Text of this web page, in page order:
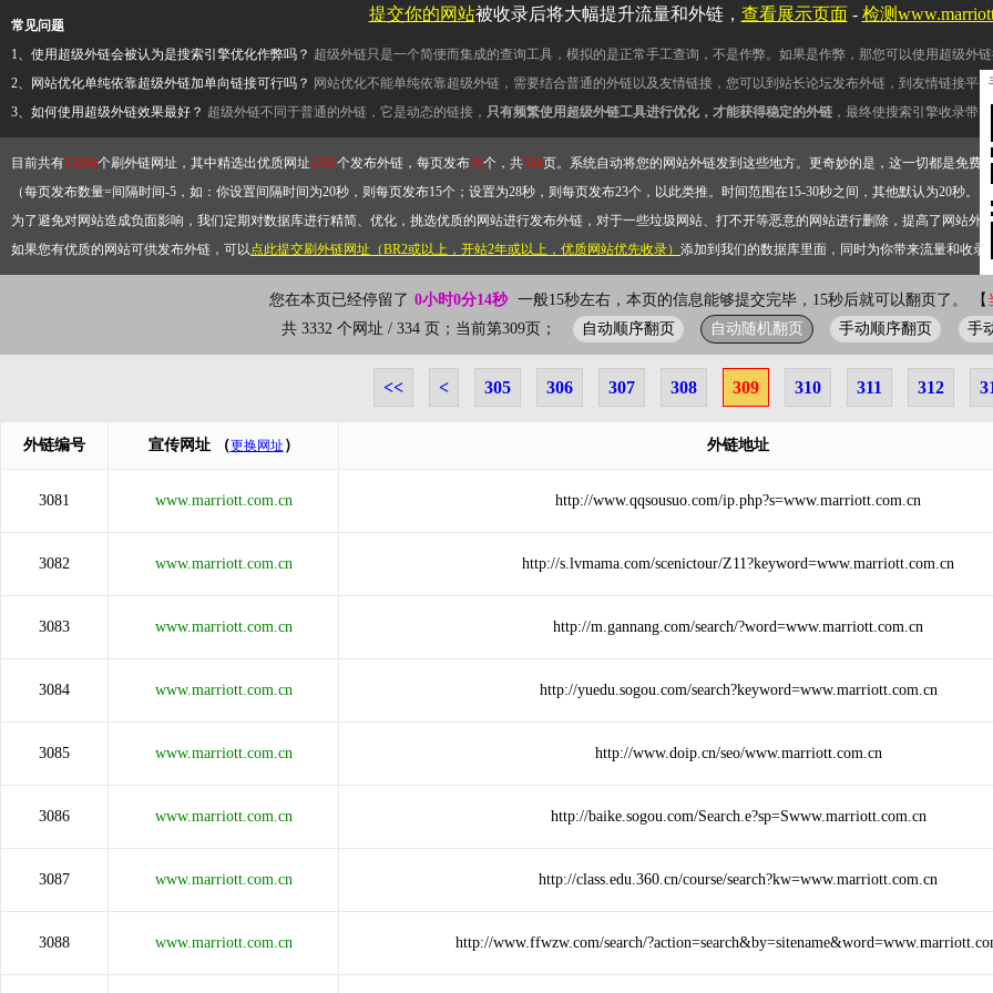
常见问题
1、使用超级外链会被认为是搜索引擎优化作弊吗？ 超级外链只是一个简便而集成的查询工具，模拟的是正常手工查询，不是作弊。如果是作弊，那您可以使用超级外
2、网站优化单纯依靠超级外链加单向链接可行吗？ 网站优化不能单纯依靠超级外链，需要结合普通的外链以及友情链接，您可以到站长论坛发布外链，到友情链接平
3、如何使用超级外链效果最好？ 超级外链不同于普通的外链，它是动态的链接， 只有频繁使用超级外链工具进行优化，才能获得稳定的外链 ，最终使搜索引擎收录带
目前共有13264个刷外链网址，其中精选出优质网址3332个发布外链，每页发布10个，共334页。系统自动将您的网站外链发到这些地方。更奇妙的是，这一切都是免费
（每页发布数量=间隔时间-5，如：你设置间隔时间为20秒，则每页发布15个；设置为28秒，则每页发布23个，以此类推。时间范围在15-30秒之间，其他默认为20秒。）
为了避免对网站造成负面影响，我们定期对数据库进行精简、优化，挑选优质的网站进行发布外链，对于一些垃圾网站、打不开等恶意的网站进行删除，提高了网站外
如果您有优质的网站可供发布外链，可以点此提交刷外链网址（BR2或以上，开站2年或以上，优质网站优先收录） 添加到我们的数据库里面，同时为你带来流量和收录
您在本页已经停留了 0小时0分14秒 一般15秒左右，本页的信息能够提交完毕，15秒后就可以翻页了。 【
共 3332 个网址 / 334 页；当前第309页；
自动顺序翻页 自动随机翻页 手动顺序翻页 手
<< < 305 306 307 308 309 310 311 312
外链编号 宣传网址 （更换网址 ） 外链地址
3081 www.marriott.com.cn http://www.qqsousuo.com/ip.php?s=www.marriott.com.cn
3082 www.marriott.com.cn http://s.lvmama.com/scenictour/Z11?keyword=www.marriott.com.cn
3083 www.marriott.com.cn http://m.gannang.com/search/?word=www.marriott.com.cn
3084 www.marriott.com.cn http://yuedu.sogou.com/search?keyword=www.marriott.com.cn
3085 www.marriott.com.cn http://www.doip.cn/seo/www.marriott.com.cn
3086 www.marriott.com.cn http://baike.sogou.com/Search.e?sp=Swww.marriott.com.cn
3087 www.marriott.com.cn http://class.edu.360.cn/course/search?kw=www.marriott.com.cn
3088 www.marriott.com.cn http://www.ffwzw.com/search/
提交你的网站被收录后将大幅提升流量和外链， 查看展示页面- 检测